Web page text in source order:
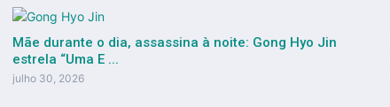
Mãe durante o dia, assassina à noite: Gong Hyo Jin
estrela “Uma E ...
julho 30, 2026